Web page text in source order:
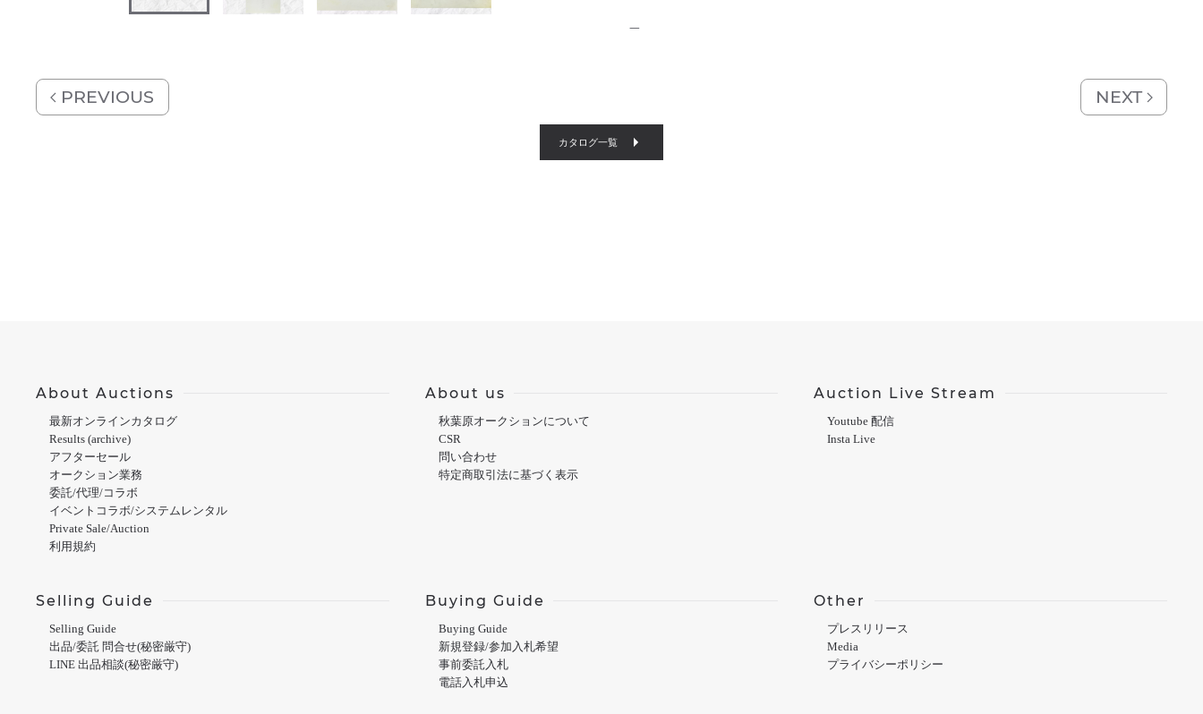
–
PREVIOUS NEXT
カタログ一覧
About Auctions
最新オンラインカタログ
Results (archive)
アフターセール
オークション業務
委託/代理/コラボ
イベントコラボ/システムレンタル
Private Sale/Auction
利用規約
About us
秋葉原オークションについて
CSR
問い合わせ
特定商取引法に基づく表示
Auction Live Stream
Youtube 配信
Insta Live
Selling Guide
Selling Guide
出品/委託 問合せ(秘密厳守)
LINE 出品相談(秘密厳守)
Buying Guide
Buying Guide
新規登録/参加入札希望
事前委託入札
電話入札申込
Other
プレスリリース
Media
プライバシーポリシー